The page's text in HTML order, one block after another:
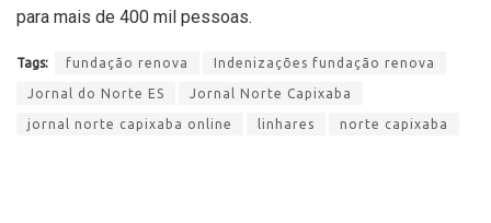
para mais de 400 mil pessoas.
Tags: fundação renova Indenizações fundação renova
Jornal do Norte ES Jornal Norte Capixaba
jornal norte capixaba online linhares norte capixaba